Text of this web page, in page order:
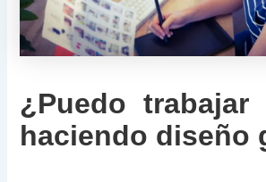
¿Puedo trabajar
haciendo diseño